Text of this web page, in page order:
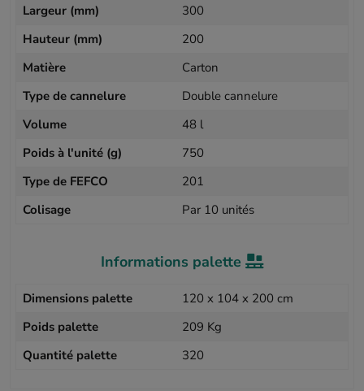
Largeur (mm)
300
Hauteur (mm)
200
Matière
Carton
Type de cannelure
Double cannelure
Volume
48 l
Poids à l'unité (g)
750
Type de FEFCO
201
Colisage
Par 10 unités
Informations palette
Dimensions palette
120 x 104 x 200 cm
Poids palette
209 Kg
Quantité palette
320